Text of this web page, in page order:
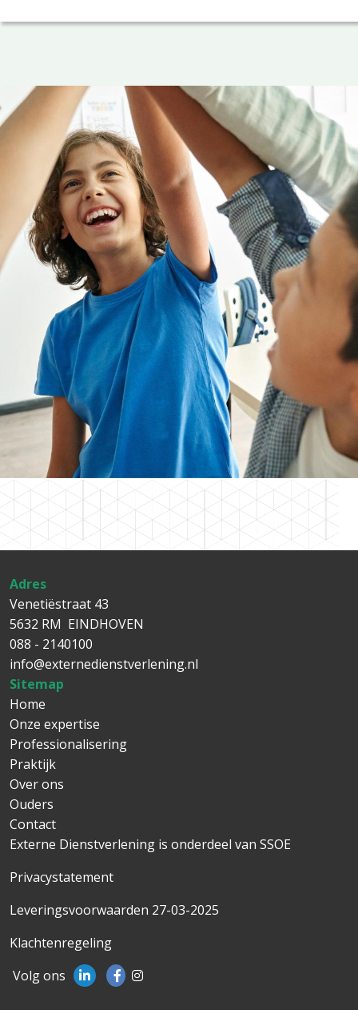
Adres
Venetiëstraat 43
5632 RM EINDHOVEN
088 - 2140100
info@externedienstverlening.nl
Sitemap
Main navigation
Home
Onze expertise
Professionalisering
Praktijk
Over ons
Ouders
Contact
Externe Dienstverlening is onderdeel van SSOE
Privacystatement
Leveringsvoorwaarden 27-03-2025
Klachtenregeling
Volg ons